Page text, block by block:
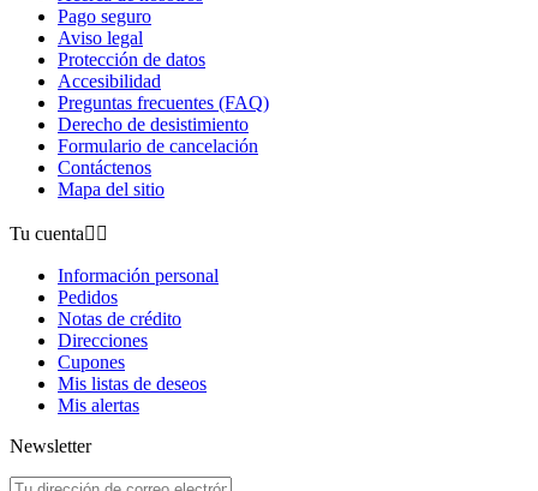
Pago seguro
Aviso legal
Protección de datos
Accesibilidad
Preguntas frecuentes (FAQ)
Derecho de desistimiento
Formulario de cancelación
Contáctenos
Mapa del sitio
Tu cuenta 
Información personal
Pedidos
Notas de crédito
Direcciones
Cupones
Mis listas de deseos
Mis alertas
Newsletter